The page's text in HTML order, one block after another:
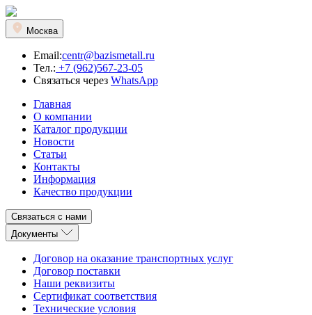
Москва
Email:centr@bazismetall.ru
Тел.: +7 (962)567-23-05
Связаться через WhatsApp
Главная
О компании
Каталог продукции
Новости
Статьи
Контакты
Информация
Качество продукции
Связаться с нами
Документы
Договор на оказание транспортных услуг
Договор поставки
Наши реквизиты
Сертификат соответствия
Технические условия